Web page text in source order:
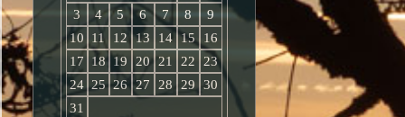
3
4 5 6 7 8
9
10
11 12 13 14 15
16
17
18 19 20 21 22
23
24 25 26 27 28 29
30
31